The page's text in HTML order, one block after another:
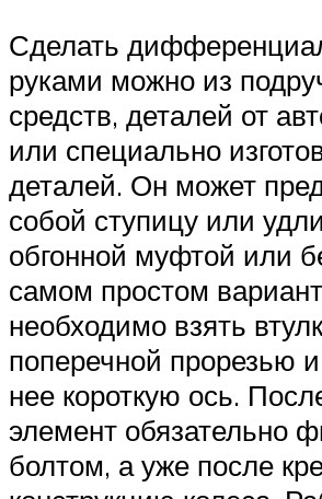
Сделать
руками можно из
средств, деталей от
или специально
деталей. Он может
собой ступицу или
обгонной муфтой или
самом простом
необходимо взять
поперечной прорезью
нее короткую ось.
элемент обязательно
болтом, а уже после